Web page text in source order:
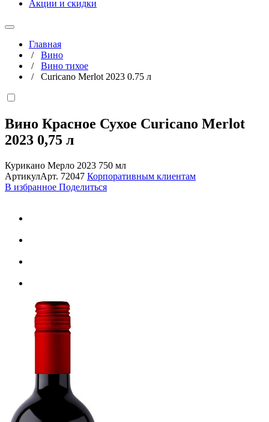
Акции и скидки
Главная
/ Вино
/ Вино тихое
/ Curicano Merlot 2023 0.75 л
Вино Красное Сухое Curicano Merlot
2023 0,75 л
Курикано Мерло 2023 750 мл
АртикулАрт. 72047 Корпоративным клиентам
В избранное Поделиться